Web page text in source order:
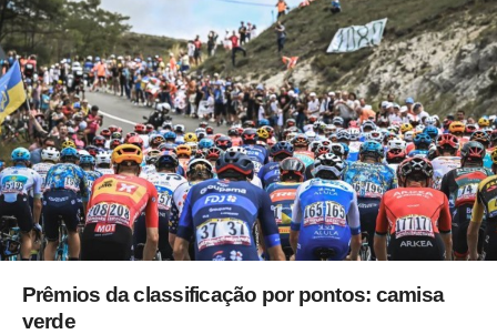
Prêmios da classificação por pontos: camisa
verde